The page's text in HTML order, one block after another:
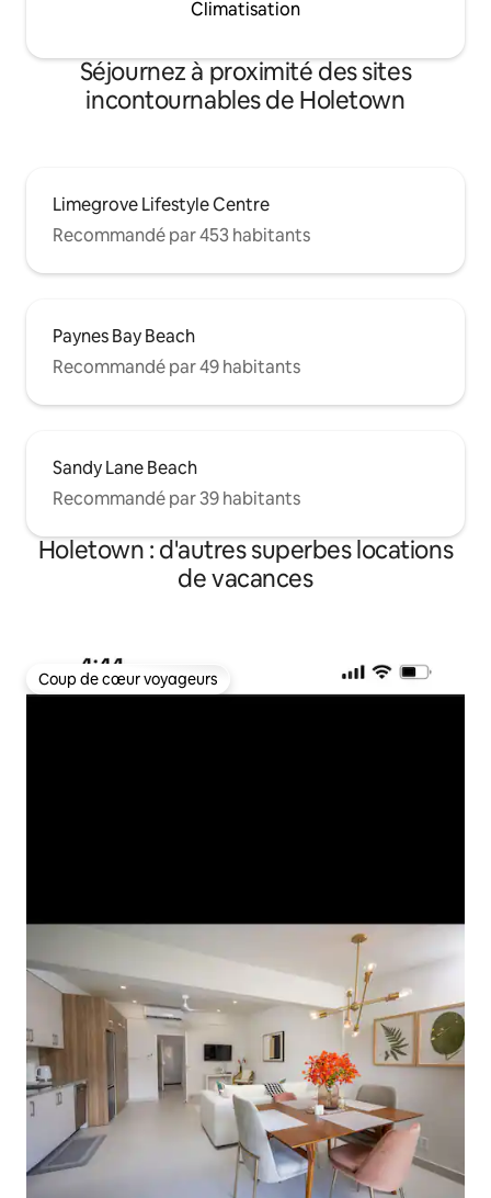
Climatisation
Séjournez à proximité des sites
incontournables de Holetown
Limegrove Lifestyle Centre
Recommandé par 453 habitants
Paynes Bay Beach
Recommandé par 49 habitants
Sandy Lane Beach
Recommandé par 39 habitants
Holetown : d'autres superbes locations
de vacances
Coup de cœur voyageurs
Coup de cœur voyageurs